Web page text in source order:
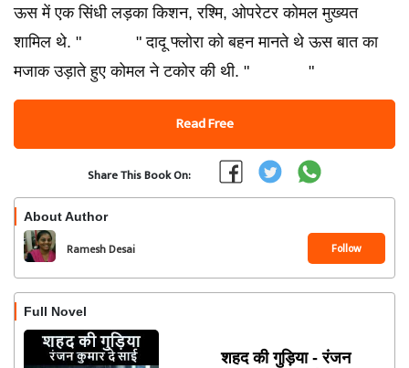
ऊस में एक सिंधी लड़का किशन, रश्मि, ओपरेटर कोमल मुख्यत
शामिल थे. " " दादू फ्लोरा को बहन मानते थे ऊस बात का
मजाक उड़ाते हुए कोमल ने टकोर की थी. " "
Read Free
Share This Book On:
About Author
Ramesh Desai Follow
Full Novel
शहद की गुड़िया - रंजन